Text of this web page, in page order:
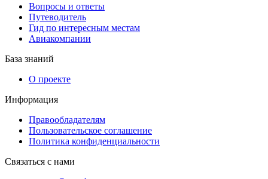
Вопросы и ответы
Путеводитель
Гид по интересным местам
Авиакомпании
База знаний
О проекте
Информация
Правообладателям
Пользовательское соглашение
Политика конфиденциальности
Связаться с нами